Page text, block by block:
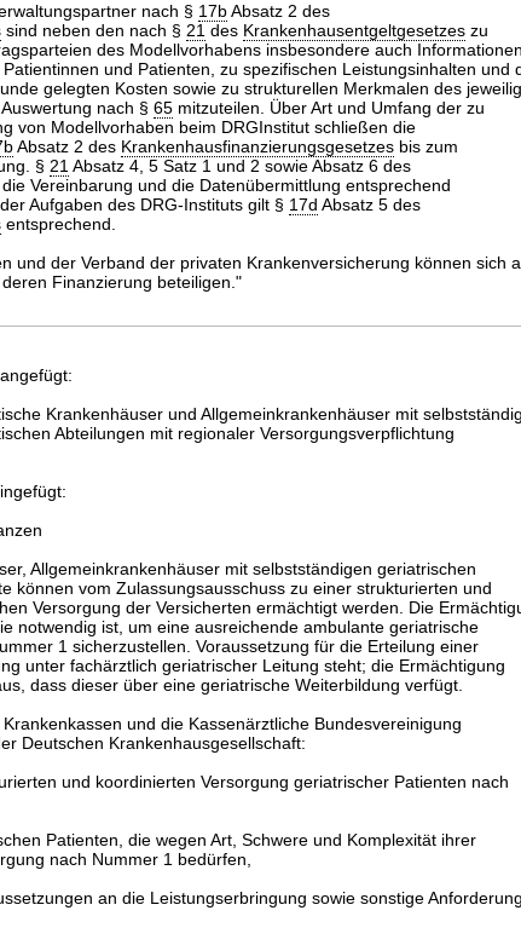
nach § 17bAbsatz 2 des
sind neben den nach § 21 des Krankenhausentgeltgesetzeszu
des Modellvorhabens insbesondere auch Informationen
und Patienten, zu spezifischen Leistungsinhalten und
gelegten Kosten sowie zu strukturellen Merkmalen des
nach § 65mitzuteilen. Über Art und Umfang der zu
von Modellvorhaben beim DRGInstitut schließen die
Absatz 2 des Krankenhausfinanzierungsgesetzesbis zum
§ 21 Absatz 4, 5 Satz 1 und 2 sowie Absatz 6 des
Vereinbarung und die Datenübermittlung entsprechend
Aufgaben des DRG-Instituts gilt § 17d Absatz 5 des
entsprechend.
und der Verband der privaten Krankenversicherung können sich
Finanzierung beteiligen."
Krankenhäuser und Allgemeinkrankenhäuser mit selbstständig,
Abteilungen mit regionaler Versorgungsverpflichtung
Allgemeinkrankenhäuser mit selbstständigen geriatrischen
können vom Zulassungsausschuss zu einer strukturierten und
Versorgung der Versicherten ermächtigt werden. Die
notwendig ist, um eine ausreichende ambulante geriatrische
1 sicherzustellen. Voraussetzung für die Erteilung einer
unter fachärztlich geriatrischer Leitung steht; die Ermächtigung
dass dieser über eine geriatrische Weiterbildung verfügt.
und die Kassenärztliche Bundesvereinigung
Deutschen Krankenhausgesellschaft:
und koordinierten Versorgung geriatrischer Patienten nach
Patienten, die wegen Art, Schwere und Komplexität ihrer
nach Nummer 1 bedürfen,
an die Leistungserbringung sowie sonstige